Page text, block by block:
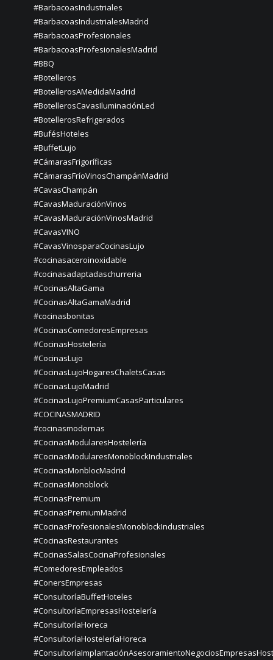
#BarbacoasIndustriales
#BarbacoasIndustrialesMadrid
#BarbacoasProfesionales
#BarbacoasProfesionalesMadrid
#BBQ
#Botelleros
#BotellerosAMedidaMadrid
#BotellerosCavasIluminaciónLed
#BotellerosRefrigerados
#BufésHoteles
#BuffetLujo
#CámarasFrigoríficas
#CámarasFríoVinosChampánMadrid
#CavasChampán
#CavasMaduraciónVinos
#CavasMaduraciónVinosMadrid
#CavasVINO
#CavasVinosparaCocinasLujo
#cocinasaceroinoxidable
#cocinasadaptadaschurreria
#CocinasAltaGama
#CocinasAltaGamaMadrid
#cocinasbonitas
#CocinasComedoresEmpresas
#CocinasHostelería
#CocinasLujo
#CocinasLujoHogaresChaletsCasas
#CocinasLujoMadrid
#CocinasLujoPremiumCasasParticulares
#COCINASMADRID
#cocinasmodernas
#CocinasModularesHostelería
#CocinasModularesMonoblockIndustriales
#CocinasMonblocMadrid
#CocinasMonoblock
#CocinasPremium
#CocinasPremiumMadrid
#CocinasProfesionalesMonoblockIndustriales
#CocinasRestaurantes
#CocinasSalasCocinaProfesionales
#ComedoresEmpleados
#ConersEmpresas
#ConsultoríaBuffetHoteles
#ConsultoríaEmpresasHostelería
#ConsultoríaHoreca
#ConsultoríaHosteleríaHoreca